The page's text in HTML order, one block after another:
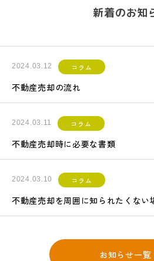
新着のお知
2024.03.12 コラム
不動産売却の流れ
2024.03.11 コラム
不動産売却時に必要な書類
2024.03.10 コラム
不動産売却を周囲に知られたくない
お知らせ一覧